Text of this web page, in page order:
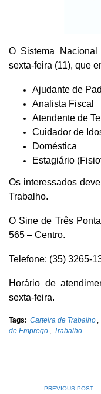
O Sistema
sexta-feira (11), que
Ajudante de
Analista Fiscal
Atendente de
Cuidador de
Doméstica
Estagiário
Os interessados
Trabalho.
O Sine de Três
565 – Centro.
Telefone: (35) 3265-
Horário de
sexta-feira.
Tags: Carteira de Trabalho
de Emprego
Trabalho
PREVIOUS POST